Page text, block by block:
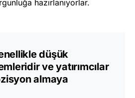
hazırlanıyorlar.
düşük
ve yatırımcılar
almaya